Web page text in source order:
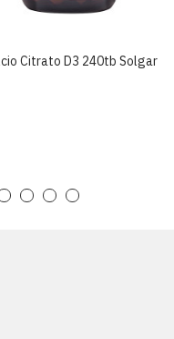
Citrato D3 240tb Solgar